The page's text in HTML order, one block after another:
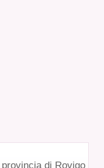
di Rovigo